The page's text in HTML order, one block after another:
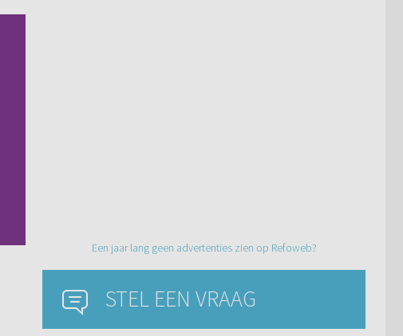
Een jaar lang geen advertenties zien op Refoweb?
STEL EEN VRAAG